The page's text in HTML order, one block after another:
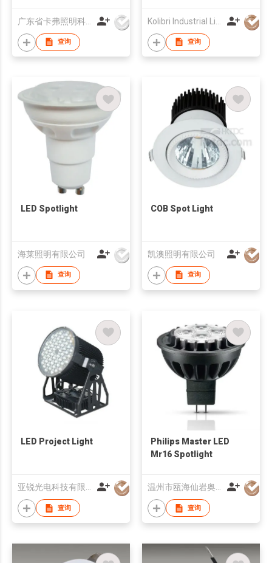
广东省卡弗照明科技有限公司
查询 查询
LED Spotlight
海莱照明有限公司
查询
COB Spot Light
凯澳照明有限公司
查询
LED Project Light
查询
Philips Master LED
Mr16 Spotlight
查询